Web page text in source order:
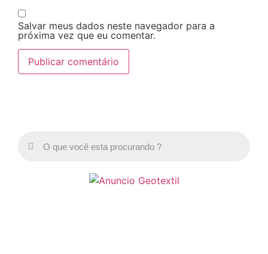
Salvar meus dados neste navegador para a
próxima vez que eu comentar.